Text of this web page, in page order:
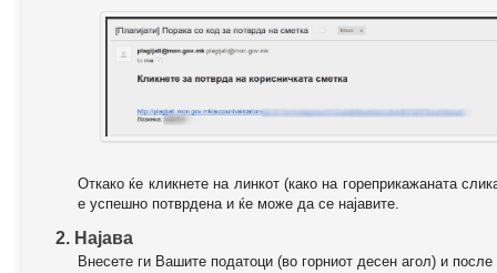
Откако ќе кликнете на линкот (како на гореприкажаната
е успешно потврдена и ќе може да се најавите.
2. Најава
Внесете ги Вашите податоци (во горниот десен агол) и